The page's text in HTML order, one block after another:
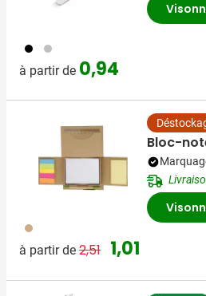
001 032
à partir de 0,94
029
à partir de Prix normal
2,51 Prix spécial
1,01
Bloc-